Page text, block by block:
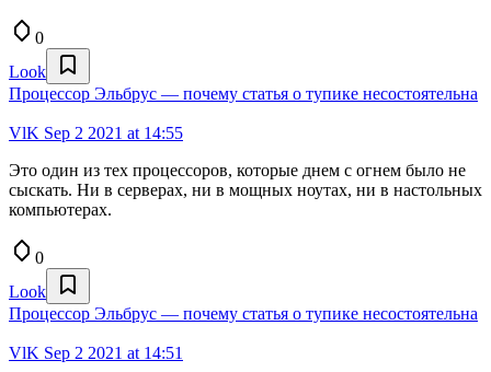
0
Look
Процессор Эльбрус — почему статья о тупике несостоятельна
VlK Sep 2 2021 at 14:55
Это один из тех процессоров, которые днем с огнем было не
сыскать. Ни в серверах, ни в мощных ноутах, ни в настольных
компьютерах.
0
Look
Процессор Эльбрус — почему статья о тупике несостоятельна
VlK Sep 2 2021 at 14:51